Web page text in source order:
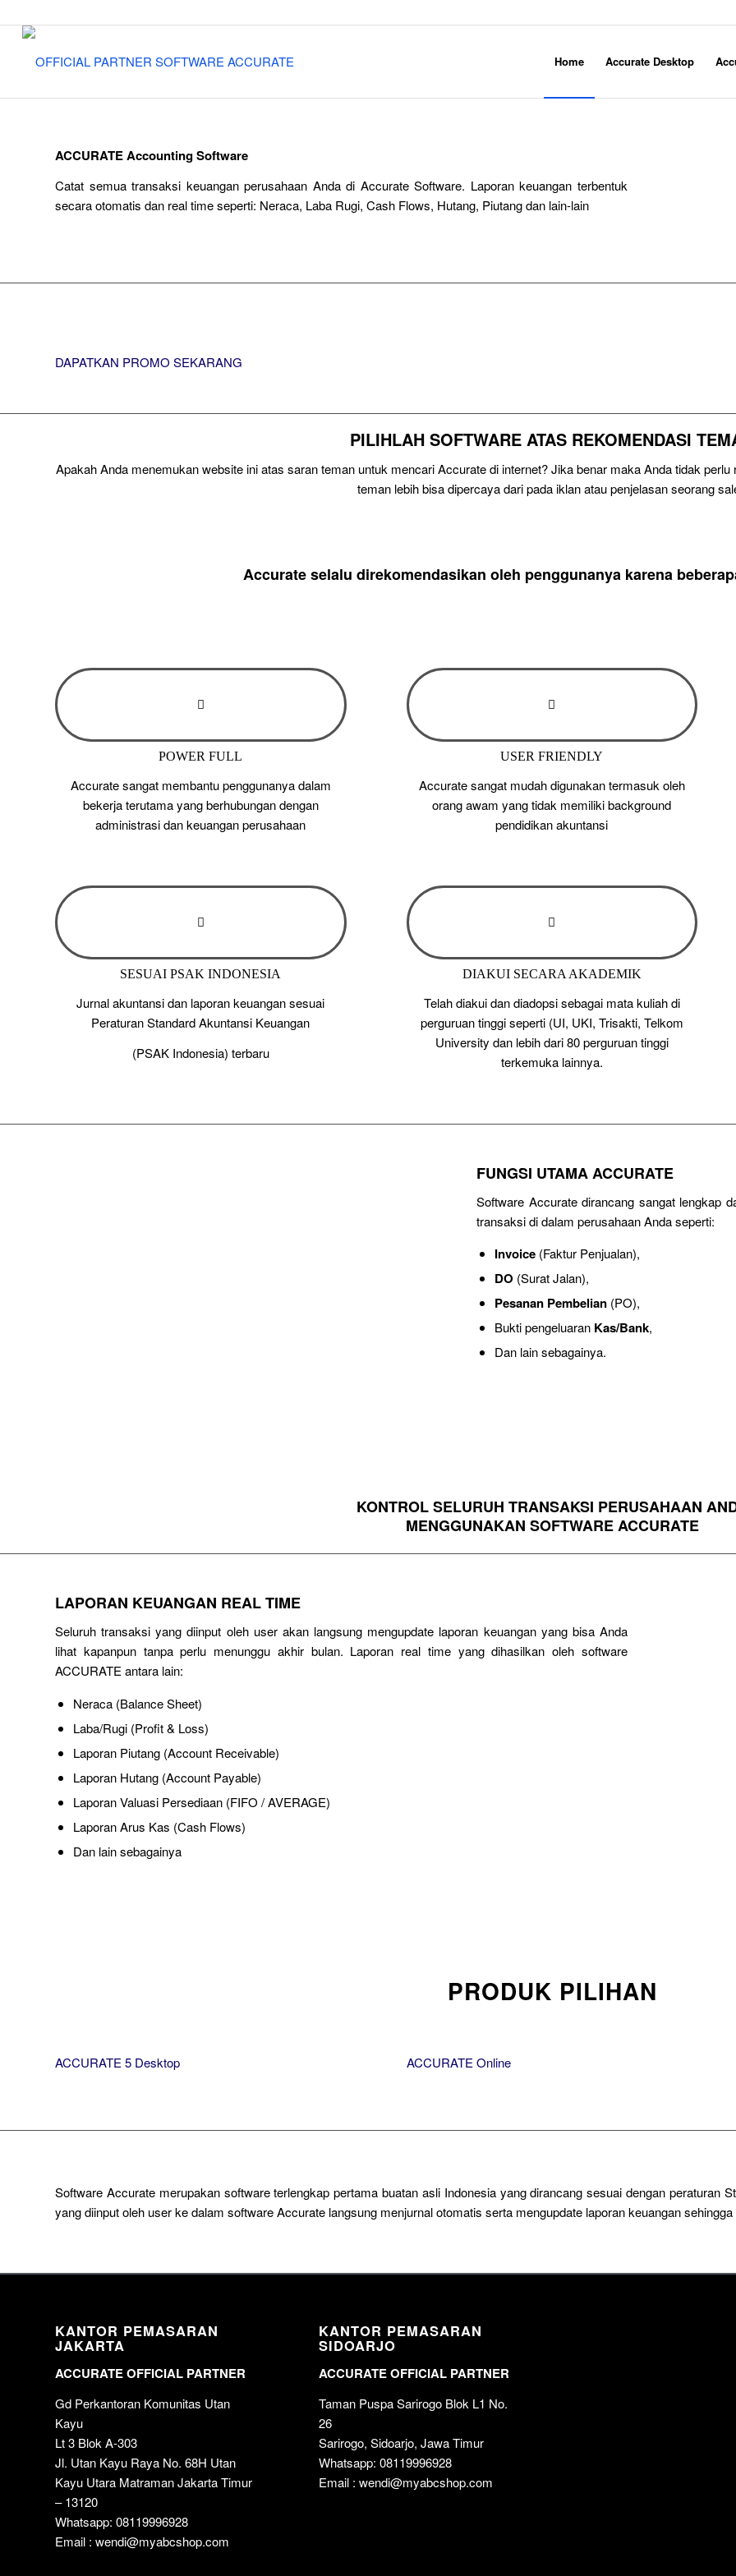
Home Accurate Desktop
ACCURATE Accounting Software
Catat semua transaksi keuangan perusahaan Anda di Accurate Software. Laporan keuangan terbentuk
secara otomatis dan real time seperti: Neraca, Laba Rugi, Cash Flows, Hutang, Piutang dan lain-lain
DAPATKAN PROMO SEKARANG
PILIHLAH SOFTWARE ATAS REKOMENDASI
Apakah Anda menemukan website ini atas saran teman untuk mencari Accurate di internet? Jika benar maka Anda tidak
teman lebih bisa dipercaya dari pada iklan atau penjelasan seorang
Accurate selalu direkomendasikan oleh penggunanya karena
POWER FULL
Accurate sangat membantu penggunanya dalam
bekerja terutama yang berhubungan dengan
administrasi dan keuangan perusahaan
USER FRIENDLY
Accurate sangat mudah digunakan termasuk oleh
orang awam yang tidak memiliki background
pendidikan akuntansi
SESUAI PSAK INDONESIA
Jurnal akuntansi dan laporan keuangan sesuai
Peraturan Standard Akuntansi Keuangan
(PSAK Indonesia) terbaru
DIAKUI SECARA AKADEMIK
Telah diakui dan diadopsi sebagai mata kuliah di
perguruan tinggi seperti (UI, UKI, Trisakti, Telkom
University dan lebih dari 80 perguruan tinggi
terkemuka lainnya.
FUNGSI UTAMA ACCURATE
Software Accurate dirancang sangat lengkap
transaksi di dalam perusahaan Anda seperti:
Invoice (Faktur Penjualan),
DO (Surat Jalan),
Pesanan Pembelian (PO),
Bukti pengeluaran Kas/Bank,
Dan lain sebagainya.
KONTROL SELURUH TRANSAKSI PERUSAHAAN
MENGGUNAKAN SOFTWARE ACCURATE
LAPORAN KEUANGAN REAL TIME
Seluruh transaksi yang diinput oleh user akan langsung mengupdate laporan keuangan yang bisa Anda
lihat kapanpun tanpa perlu menunggu akhir bulan. Laporan real time yang dihasilkan oleh software
ACCURATE antara lain:
Neraca (Balance Sheet)
Laba/Rugi (Profit & Loss)
Laporan Piutang (Account Receivable)
Laporan Hutang (Account Payable)
Laporan Valuasi Persediaan (FIFO / AVERAGE)
Laporan Arus Kas (Cash Flows)
Dan lain sebagainya
PRODUK PILIHAN
ACCURATE 5 Desktop ACCURATE Online
Software Accurate merupakan software terlengkap pertama buatan asli Indonesia yang dirancang sesuai dengan peraturan
yang diinput oleh user ke dalam software Accurate langsung menjurnal otomatis serta mengupdate laporan keuangan
KANTOR PEMASARAN
JAKARTA
ACCURATE OFFICIAL PARTNER
Gd Perkantoran Komunitas Utan
Kayu
Lt 3 Blok A-303
Jl. Utan Kayu Raya No. 68H Utan
Kayu Utara Matraman Jakarta Timur
– 13120
Whatsapp: 08119996928
Email : wendi@myabcshop.com
KANTOR PEMASARAN
SIDOARJO
ACCURATE OFFICIAL PARTNER
Taman Puspa Sarirogo Blok L1 No.
26
Sarirogo, Sidoarjo, Jawa Timur
Whatsapp: 08119996928
Email : wendi@myabcshop.com